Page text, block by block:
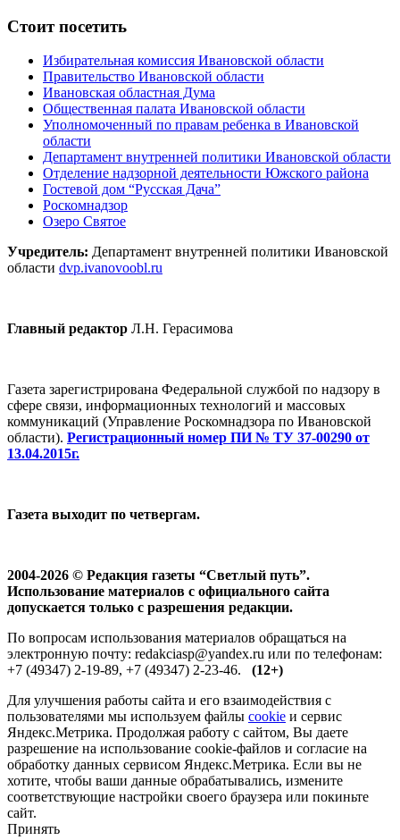
Стоит посетить
Избирательная комиссия Ивановской области
Правительство Ивановской области
Ивановская областная Дума
Общественная палата Ивановской области
Уполномоченный по правам ребенка в Ивановской
области
Департамент внутренней политики Ивановской области
Отделение надзорной деятельности Южского района
Гостевой дом “Русская Дача”
Роскомнадзор
Озеро Святое
Учредитель: Департамент внутренней политики Ивановской
области dvp.ivanovoobl.ru
Главный редактор Л.Н. Герасимова
Газета зарегистрирована Федеральной службой по надзору в
сфере связи, информационных технологий и массовых
коммуникаций (Управление Роскомнадзора по Ивановской
области). Регистрационный номер ПИ № ТУ 37-00290 от
13.04.2015г.
Газета выходит по четвергам.
2004-2026 © Редакция газеты “Светлый путь”.
Использование материалов с официального сайта
допускается только с разрешения редакции.
По вопросам использования материалов обращаться на
электронную почту: redakciasp@yandex.ru или по телефонам:
+7 (49347) 2-19-89, +7 (49347) 2-23-46. (12+)
Для улучшения работы сайта и его взаимодействия с
пользователями мы используем файлы cookie и сервис
Яндекс.Метрика. Продолжая работу с сайтом, Вы даете
разрешение на использование cookie-файлов и согласие на
обработку данных сервисом Яндекс.Метрика. Если вы не
хотите, чтобы ваши данные обрабатывались, измените
соответствующие настройки своего браузера или покиньте
сайт.
Принять